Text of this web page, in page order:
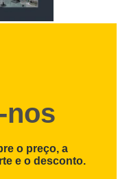
nos
o preço, a
e o desconto.